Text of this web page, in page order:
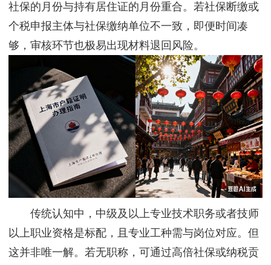
新
资
讯
们
社保的月份与持有居住证的月份重合。若社保断缴或
个税申报主体与社保缴纳单位不一致，即便时间凑
够，审核环节也极易出现材料退回风险。
传统认知中，中级及以上专业技术职务或者技师
以上职业资格是标配，且专业工种需与岗位对应。但
这并非唯一解。若无职称，可通过高倍社保或纳税贡